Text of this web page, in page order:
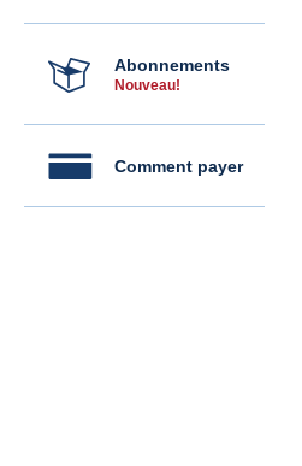
Abonnements
Nouveau!
Comment payer